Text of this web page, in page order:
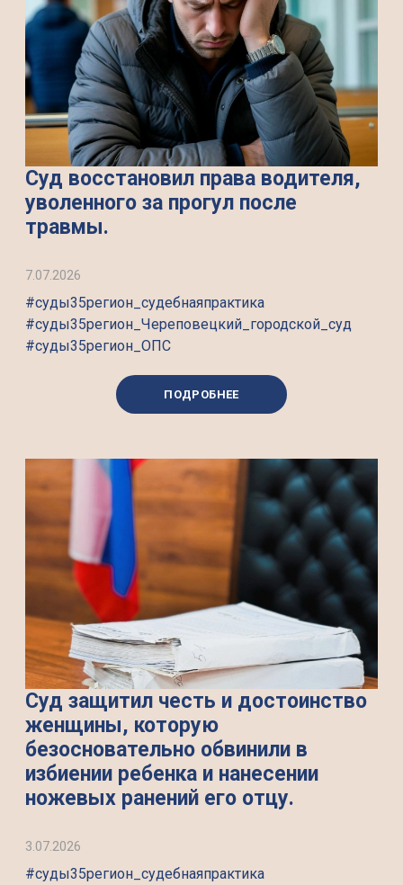
Суд восстановил права водителя,
уволенного за прогул после
травмы.
7.07.2026
#суды35регион_судебнаяпрактика
#суды35регион_Череповецкий_городской_суд
#суды35регион_ОПС
ПОДРОБНЕЕ
Суд защитил честь и достоинство
женщины, которую
безосновательно обвинили в
избиении ребенка и нанесении
ножевых ранений его отцу.
3.07.2026
#суды35регион_судебнаяпрактика